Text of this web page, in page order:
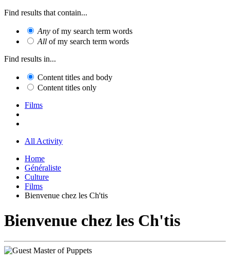
Find results that contain...
Any of my search term words
All of my search term words
Find results in...
Content titles and body
Content titles only
Films
All Activity
Home
Généraliste
Culture
Films
Bienvenue chez les Ch'tis
Bienvenue chez les Ch'tis